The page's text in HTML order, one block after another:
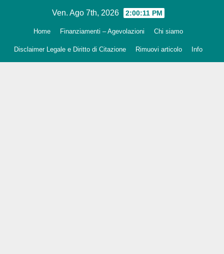
Ven. Ago 7th, 2026 2:00:12 PM
Home Finanziamenti – Agevolazioni Chi siamo
Disclaimer Legale e Diritto di Citazione Rimuovi articolo Info